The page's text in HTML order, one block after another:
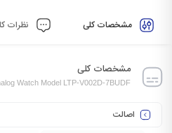
مشخصات کلی نظرات
مشخصات کلی
Watch Model LTP-V002D-7BUDF
اصالت